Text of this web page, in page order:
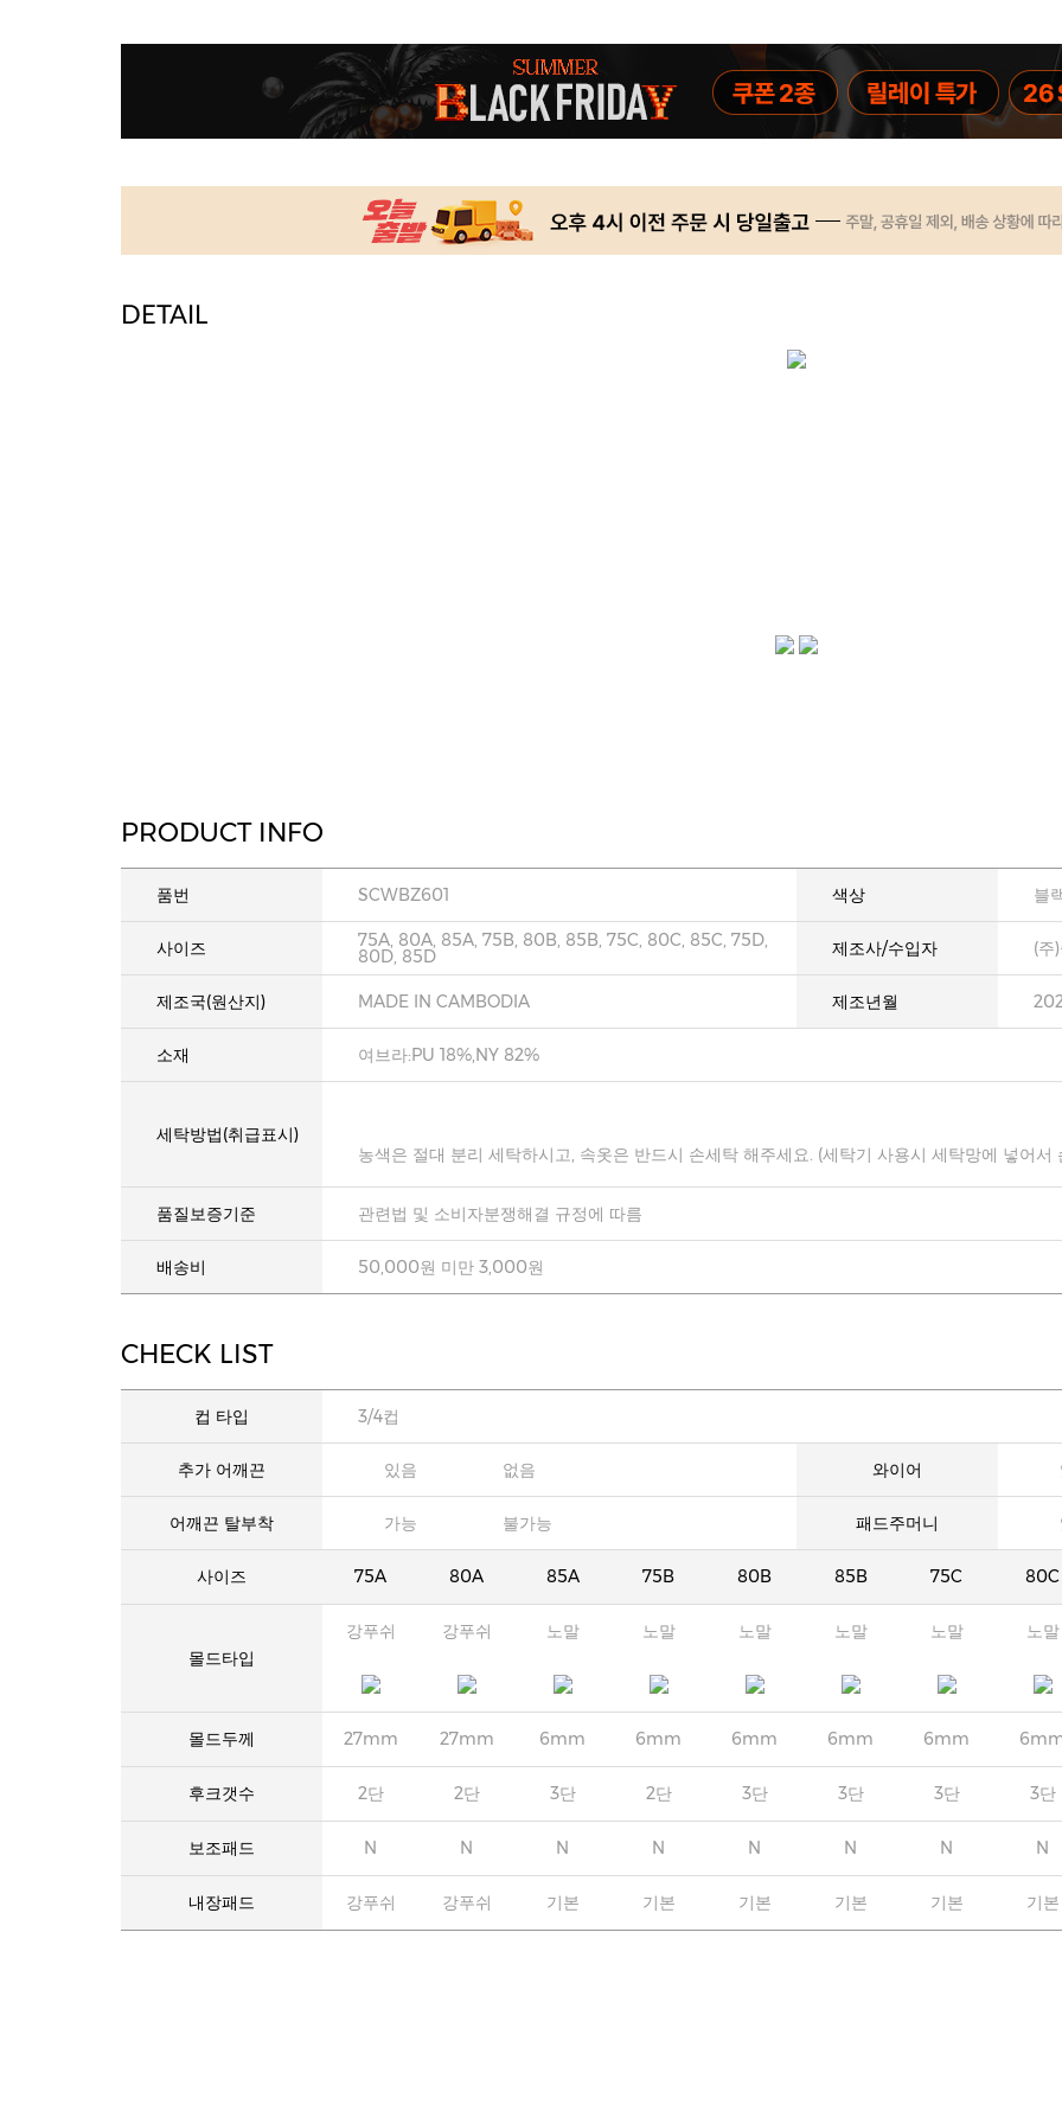
DETAIL
PRODUCT INFO
품번 SCWBZ601 색상 블
사이즈 75A, 80A, 85A, 75B, 80B, 85B, 75C, 80C, 85C, 75D,
80D, 85D 제조사/수입자 (주
제조국(원산지) MADE IN CAMBODIA 제조년월
소재 여브라:PU 18%,NY 82%
세탁방법(취급표시)
농색은 절대 분리 세탁하시고, 속옷은 반드시 손세탁 해주세요. (세탁기 사용시 세탁망에 넣어서
품질보증기준 관련법 및 소비자분쟁해결 규정에 따름
배송비 50,000원 미만 3,000원
CHECK LIST
컵 타입 3/4컵
추가 어깨끈 있음 없음 와이어
어깨끈 탈부착 가능 불가능 패드주머니
사이즈 75A 80A 85A 75B 80B 85B 75C 80C
몰드타입
강푸쉬 강푸쉬 노말 노말 노말 노말 노말 노말
몰드두께 27mm 27mm 6mm 6mm 6mm 6mm 6mm
후크갯수 2단 2단 3단 2단 3단 3단 3단 3단
보조패드 N N N N N N N N
내장패드 강푸쉬 강푸쉬 기본 기본 기본 기본 기본 기본